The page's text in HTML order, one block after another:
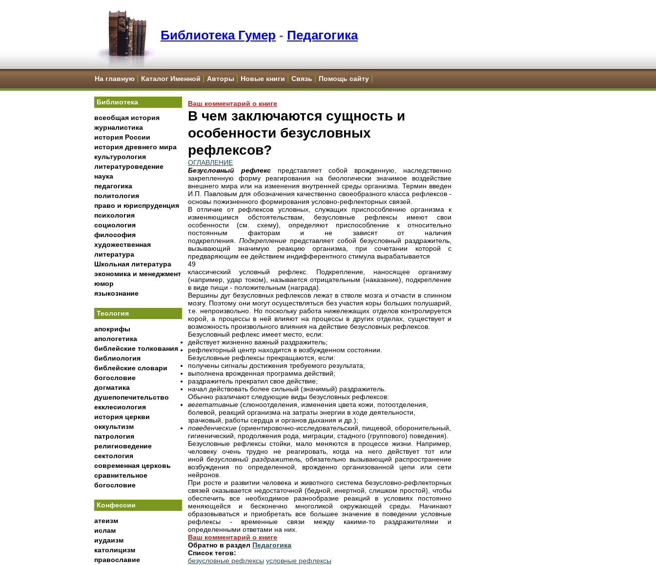
Библиотека Гумер - Педагогика
На главную Каталог Именной Авторы Новые книги Связь Помощь сайту
Библиотека
всеобщая история
журналистика
история России
история древнего мира
культурология
литературоведение
наука
педагогика
политология
право и юриспруденция
психология
социология
философия
художественная
литература
Школьная литература
экономика и менеджмент
юмор
языкознание
Теология
апокрифы
апологетика
библейские толкования
библиология
библейские словари
богословие
догматика
душепопечительство
екклесиология
история церкви
оккультизм
патрология
религиоведение
сектология
современная церковь
сравнительное
богословие
Конфессии
атеизм
ислам
иудаизм
католицизм
православие
Ваш комментарий о книге
В чем заключаются сущность и
особенности безусловных
рефлексов?
ОГЛАВЛЕНИЕ
Безусловный рефлекс представляет собой врожденную, наследственно
закрепленную форму реагирования на биологически значимое воздействие
внешнего мира или на изменения внутренней среды организма. Термин введен
И.П. Павловым для обозначения качественно своеобразного класса рефлексов -
основы пожизненного формирования условно-рефлекторных связей.
В отличие от рефлексов условных, служащих приспособлению организма к
изменяющимся обстоятельствам, безусловные рефлексы имеют свои
особенности (см. схему), определяют приспособление к относительно
постоянным факторам и не зависят от наличия
подкрепления. Подкрепление представляет собой безусловный раздражитель,
вызывающий значимую реакцию организма, при сочетании которой с
предваряющим ее действием индифферентного стимула вырабатывается
49
классический условный рефлекс. Подкрепление, наносящее организму
(например, удар током), называетсяотрицательным (наказание), подкрепление
в виде пищи - положительным (награда).
Вершины дуг безусловных рефлексов лежат в стволе мозга и отчасти в спинном
мозгу. Поэтому они могут осуществляться без участия коры больших полушарий,
т.е. непроизвольно. Но поскольку работа нижележащих отделов контролируется
корой, а процессы в ней влияют на процессы в других отделах, существует и
возможность произвольного влияния на действие безусловных рефлексов.
Безусловный рефлекс имеет место, если:
действует жизненно важный раздражитель;
рефлекторный центр находится в возбужденном состоянии.
Безусловные рефлексы прекращаются, если:
получены сигналы достижения требуемого результата;
выполнена врожденная программа действий;
раздражитель прекратил свое действие;
начал действовать более сильный (значимый) раздражитель.
Обычно различают следующие виды безусловных рефлексов:
вегетативные (слюноотделения, изменения цвета кожи, потоотделения,
болевой, реакций организма на затраты энергии в ходе деятельности,
зрачковый, работы сердца и органов дыхания и др.);
поведенческие (ориентировочно-исследовательский, пищевой, оборонительный,
гигиенический, продолжения рода, миграции, стадного (группового) поведения).
Безусловные рефлексы стойки, мало меняются в процессе жизни. Например,
человеку очень трудно не реагировать, когда на него действует тот или
инойбезусловный раздражитель,обязательно вызывающий распространение
возбуждения по определенной, врожденно организованной цепи или сети
нейронов.
При росте и развитии человека и животного система безусловно-рефлекторных
связей оказывается недостаточной (бедной, инертной, слишком простой), чтобы
обеспечить все необходимое разнообразие реакций в условиях постоянно
меняющейся и бесконечно многоликой окружающей среды. Начинают
образовываться и приобретать все большее значение в поведении условные
рефлексы - временные связи между какими-то раздражителями и
определенными ответами на них.
Ваш комментарий о книге
Обратно в раздел Педагогика
Список тегов:
безусловные рефлексы условные рефлексы